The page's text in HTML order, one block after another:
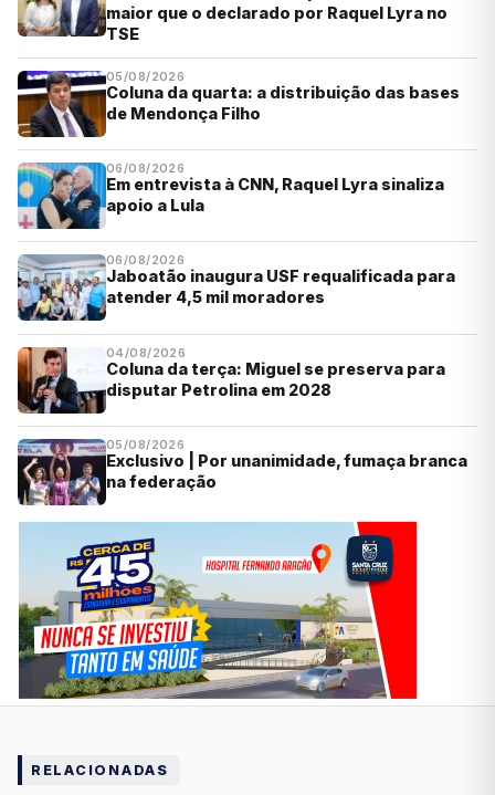
maior que o declarado por Raquel Lyra no
TSE
05/08/2026
Coluna da quarta: a distribuição das bases
de Mendonça Filho
06/08/2026
Em entrevista à CNN, Raquel Lyra sinaliza
apoio a Lula
06/08/2026
Jaboatão inaugura USF requalificada para
atender 4,5 mil moradores
04/08/2026
Coluna da terça: Miguel se preserva para
disputar Petrolina em 2028
05/08/2026
Exclusivo | Por unanimidade, fumaça branca
na federação
RELACIONADAS